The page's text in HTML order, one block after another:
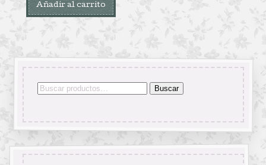
Añadir al carrito
Buscar
Buscar